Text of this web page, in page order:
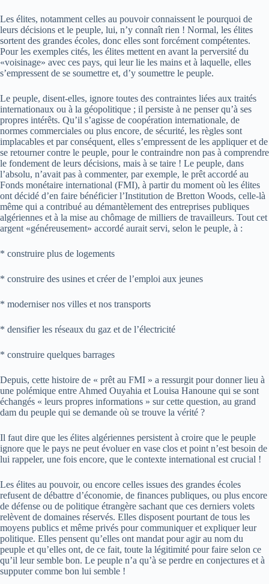
Les élites, notamment celles au pouvoir connaissent le pourquoi de
leurs décisions et le peuple, lui, n’y connaît rien ! Normal, les élites
sortent des grandes écoles, donc elles sont forcément compétentes.
Pour les exemples cités, les élites mettent en avant la perversité du
«voisinage» avec ces pays, qui leur lie les mains et à laquelle, elles
s’empressent de se soumettre et, d’y soumettre le peuple.
Le peuple, disent-elles, ignore toutes des contraintes liées aux traités
internationaux ou à la géopolitique ; il persiste à ne penser qu’à ses
propres intérêts. Qu’il s’agisse de coopération internationale, de
normes commerciales ou plus encore, de sécurité, les règles sont
implacables et par conséquent, elles s’empressent de les appliquer et de
se retourner contre le peuple, pour le contraindre non pas à comprendre
le fondement de leurs décisions, mais à se taire ! Le peuple, dans
l’absolu, n’avait pas à commenter, par exemple, le prêt accordé au
Fonds monétaire international (FMI), à partir du moment où les élites
ont décidé d’en faire bénéficier l’Institution de Bretton Woods, celle-là
même qui a contribué au démantèlement des entreprises publiques
algériennes et à la mise au chômage de milliers de travailleurs. Tout cet
argent «généreusement» accordé aurait servi, selon le peuple, à :
* construire plus de logements
* construire des usines et créer de l’emploi aux jeunes
* moderniser nos villes et nos transports
* densifier les réseaux du gaz et de l’électricité
* construire quelques barrages
Depuis, cette histoire de « prêt au FMI » a ressurgit pour donner lieu à
une polémique entre Ahmed Ouyahia et Louisa Hanoune qui se sont
échangés « leurs propres informations » sur cette question, au grand
dam du peuple qui se demande où se trouve la vérité ?
Il faut dire que les élites algériennes persistent à croire que le peuple
ignore que le pays ne peut évoluer en vase clos et point n’est besoin de
lui rappeler, une fois encore, que le contexte international est crucial !
Les élites au pouvoir, ou encore celles issues des grandes écoles
refusent de débattre d’économie, de finances publiques, ou plus encore
de défense ou de politique étrangère sachant que ces derniers volets
relèvent de domaines réservés. Elles disposent pourtant de tous les
moyens publics et même privés pour communiquer et expliquer leur
politique. Elles pensent qu’elles ont mandat pour agir au nom du
peuple et qu’elles ont, de ce fait, toute la légitimité pour faire selon ce
qu’il leur semble bon. Le peuple n’a qu’à se perdre en conjectures et à
supputer comme bon lui semble !